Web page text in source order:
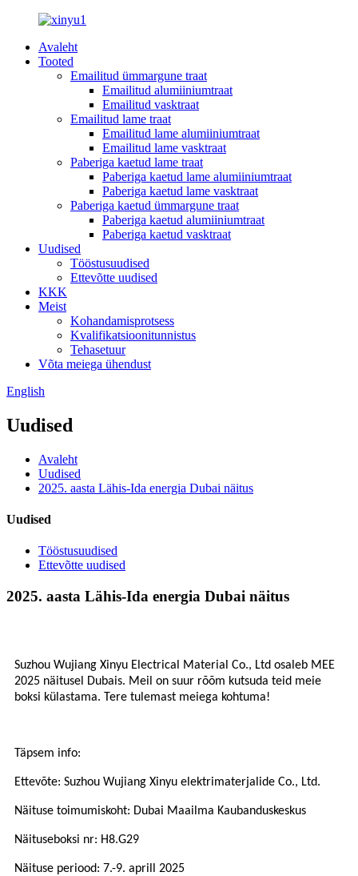
Avaleht
Tooted
Emailitud ümmargune traat
Emailitud alumiiniumtraat
Emailitud vasktraat
Emailitud lame traat
Emailitud lame alumiiniumtraat
Emailitud lame vasktraat
Paberiga kaetud lame traat
Paberiga kaetud lame alumiiniumtraat
Paberiga kaetud lame vasktraat
Paberiga kaetud ümmargune traat
Paberiga kaetud alumiiniumtraat
Paberiga kaetud vasktraat
Uudised
Tööstusuudised
Ettevõtte uudised
KKK
Meist
Kohandamisprotsess
Kvalifikatsioonitunnistus
Tehasetuur
Võta meiega ühendust
English
Uudised
Avaleht
Uudised
2025. aasta Lähis-Ida energia Dubai näitus
Uudised
Tööstusuudised
Ettevõtte uudised
2025. aasta Lähis-Ida energia Dubai näitus
Suzhou Wujiang Xinyu Electrical Material Co., Ltd osaleb MEE
2025 näitusel Dubais. Meil on suur rõõm kutsuda teid meie
boksi külastama. Tere tulemast meiega kohtuma!
Täpsem info:
Ettevõte: Suzhou Wujiang Xinyu elektrimaterjalide Co., Ltd.
Näituse toimumiskoht: Dubai Maailma Kaubanduskeskus
Näituseboksi nr: H8.G29
Näituse periood: 7.-9. aprill 2025